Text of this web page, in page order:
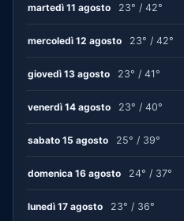
martedì 11 agosto 23° / 42°
mercoledì 12 agosto 23° / 42°
giovedì 13 agosto 23° / 41°
venerdì 14 agosto 23° / 40°
sabato 15 agosto 25° / 39°
domenica 16 agosto 24° / 37°
lunedì 17 agosto 23° / 36°